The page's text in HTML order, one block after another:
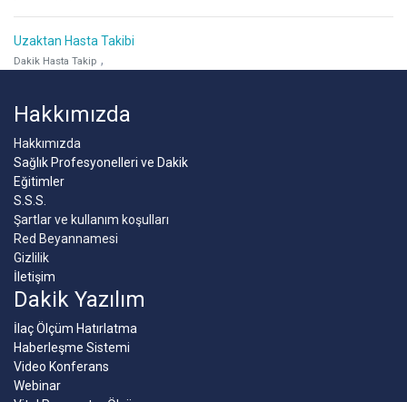
Uzaktan Hasta Takibi
Dakik Hasta Takip ,
Hakkımızda
Hakkımızda
Sağlık Profesyonelleri ve Dakik
Eğitimler
S.S.S.
Şartlar ve kullanım koşulları
Red Beyannamesi
Gizlilik
İletişim
Dakik Yazılım
İlaç Ölçüm Hatırlatma
Haberleşme Sistemi
Video Konferans
Webinar